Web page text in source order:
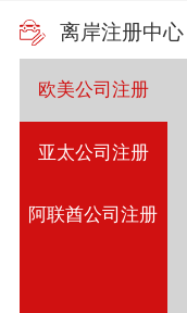
离岸注册中心
欧美公司注册
亚太公司注册
阿联酋公司注册